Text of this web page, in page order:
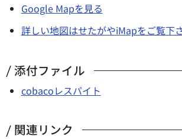
Google Mapを見る
詳しい地図はせたがやiMapをご覧下さ
添付ファイル
cobacoレスパイト
関連リンク